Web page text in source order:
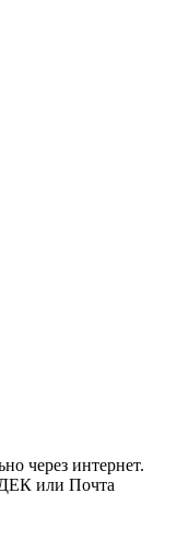
через интернет.
или Почта